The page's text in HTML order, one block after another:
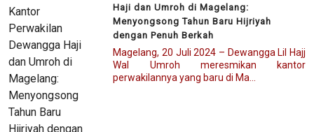
Haji dan Umroh di Magelang:
Menyongsong Tahun Baru Hijriyah
dengan Penuh Berkah
Magelang, 20 Juli 2024 – Dewangga Lil Hajj
Wal Umroh meresmikan kantor
perwakilannya yang baru di Ma...